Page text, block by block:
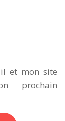
et mon site
prochain